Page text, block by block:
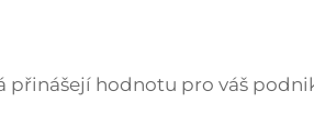
přinášejí hodnotu pro váš